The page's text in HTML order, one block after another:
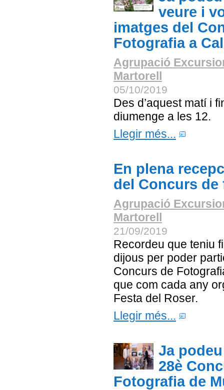
veure i
imatges del
Fotografia a
Agrupació
Martorell
05/10/2019
Des d’aquest matí i
diumenge a les 12.
Llegir més...
En plena
del Concurs
Agrupació
Martorell
21/09/2019
Recordeu que teniu
dijous per poder
Concurs de
que com cada any
Festa del Roser.
Llegir més...
Ja
28è
Fotografia de